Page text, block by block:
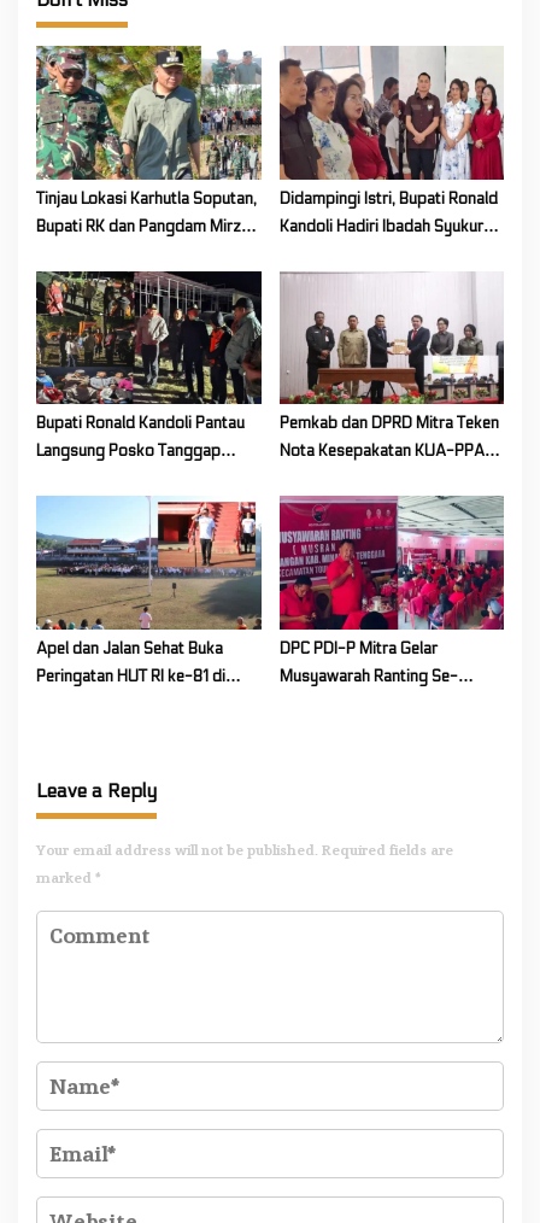
i
o
n
Tinjau Lokasi Karhutla Soputan,
Bupati RK dan Pangdam Mirza
Didampingi Istri, Bupati Ronald
Kandoli Hadiri Ibadah Syukur
Tombatu Tiga
Bupati Ronald Kandoli Pantau
Langsung Posko Tanggap
Gunung Soputan
Pemkab dan DPRD Mitra Teken
Nota Kesepakatan KUA-PPAS
Apel dan Jalan Sehat Buka
Peringatan HUT RI ke-81 di
DPC PDI-P Mitra Gelar
Musyawarah Ranting Se-
Leave a Reply
Your email address will not be published. Required fields are
marked *